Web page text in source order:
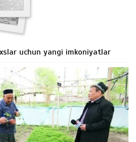
uchun yangi imkoniyatlar